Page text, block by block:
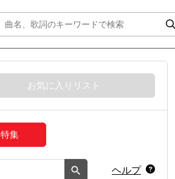
お気に入りリスト
特集
ヘルプ